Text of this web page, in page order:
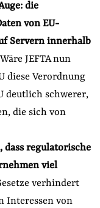
die
von EU-
Servern innerhalb
JEFTA nun
diese Verordnung
deutlich schwerer,
die sich von
dass regulatorische
viel
verhindert
Interessen von